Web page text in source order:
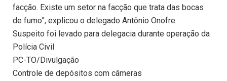
facção. Existe um setor na facção que trata das bocas
de fumo”, explicou o delegado Antônio Onofre.
Suspeito foi levado para delegacia durante operação da
Polícia Civil
PC-TO/Divulgação
Controle de depósitos com câmeras